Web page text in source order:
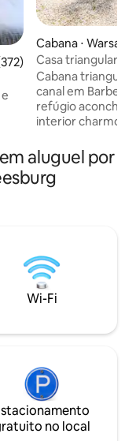
uma avaliação média de
Cabana ⋅ Warsaw
Casa triangular
forma de coração
Caiaques
Cabana
canal em Barbee
refúgio
interior
forma de
observar as
manhã em seu
beira da água! A
lançamento do
para ter
refúgio intimista
aluguel por
Wi-Fi
no local